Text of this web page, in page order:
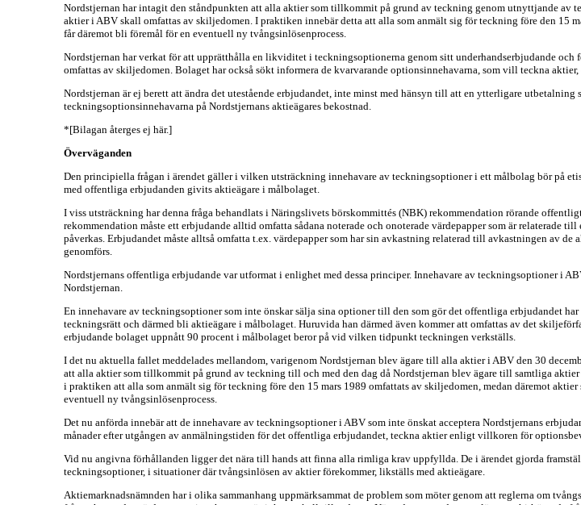
Nordstjernan har intagit den ståndpunkten att alla aktier som tillkommit på grund av teckning genom utnyttjande av
aktier i ABV skall omfattas av skiljedomen. I praktiken innebär detta att alla som anmält sig för teckning före den 15
får däremot bli föremål för en eventuell ny tvångsinlösenprocess.
Nordstjernan har verkat för att upprätthålla en likviditet i teckningsoptionerna genom sitt underhandserbjudande
omfattas av skiljedomen. Bolaget har också sökt informera de kvarvarande optionsinnehavarna, som vill teckna
Nordstjernan är ej berett att ändra det utestående erbjudandet, inte minst med hänsyn till att en ytterligare
teckningsoptionsinnehavarna på Nordstjernans aktieägares bekostnad.
*[Bilagan återges ej här.]
Överväganden
Den principiella frågan i ärendet gäller i vilken utsträckning innehavare av teckningsoptioner i ett målbolag bör på
med offentliga erbjudanden givits aktieägare i målbolaget.
I viss utsträckning har denna fråga behandlats i Näringslivets börskommittés (NBK) rekommendation rörande
rekommendation måste ett erbjudande alltid omfatta sådana noterade och onoterade värdepapper som är relaterade
påverkas. Erbjudandet måste alltså omfatta t.ex. värdepapper som har sin avkastning relaterad till avkastningen av
genomförs.
Nordstjernans offentliga erbjudande var utformat i enlighet med dessa principer. Innehavare av teckningsoptioner i
Nordstjernan.
En innehavare av teckningsoptioner som inte önskar sälja sina optioner till den som gör det offentliga erbjudandet
teckningsrätt och därmed bli aktieägare i målbolaget. Huruvida han därmed även kommer att omfattas av det
erbjudande bolaget uppnått 90 procent i målbolaget beror på vid vilken tidpunkt teckningen verkställs.
I det nu aktuella fallet meddelades mellandom, varigenom Nordstjernan blev ägare till alla aktier i ABV den 30
att alla aktier som tillkommit på grund av teckning till och med den dag då Nordstjernan blev ägare till samtliga
i praktiken att alla som anmält sig för teckning före den 15 mars 1989 omfattats av skiljedomen, medan däremot
eventuell ny tvångsinlösenprocess.
Det nu anförda innebär att de innehavare av teckningsoptioner i ABV som inte önskat acceptera Nordstjernans
månader efter utgången av anmälningstiden för det offentliga erbjudandet, teckna aktier enligt villkoren för
Vid nu angivna förhållanden ligger det nära till hands att finna alla rimliga krav uppfyllda. De i ärendet gjorda
teckningsoptioner, i situationer där tvångsinlösen av aktier förekommer, likställs med aktieägare.
Aktiemarknadsnämnden har i olika sammanhang uppmärksammat de problem som möter genom att reglerna om